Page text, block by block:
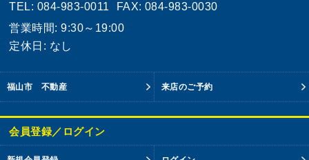
TEL: 084-983-0011
FAX: 084-983-0030
営業時間: 9:30～19:00
定休日: なし
福山市 不動産 来店のご予約
会員登録／ログイン